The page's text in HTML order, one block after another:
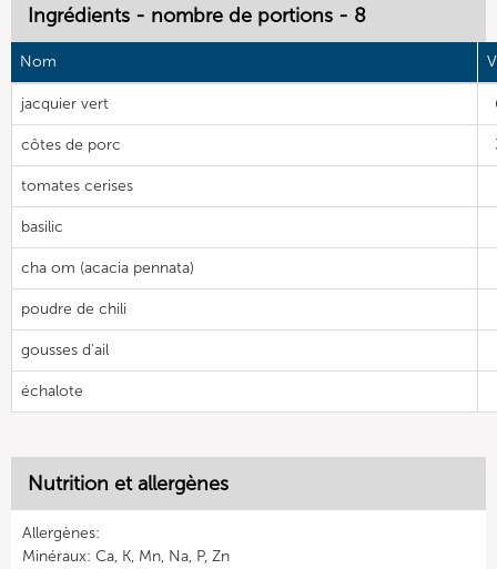
Ingrédients - nombre de portions - 8
Nom
jacquier vert
côtes de porc
tomates cerises
basilic
cha om (acacia pennata)
poudre de chili
gousses d'ail
échalote
Nutrition et allergènes
Allergènes:
Minéraux: Ca, K, Mn, Na, P, Zn